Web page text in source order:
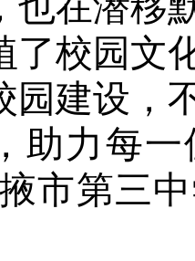
了校园文
园建设，
助力每
市第三